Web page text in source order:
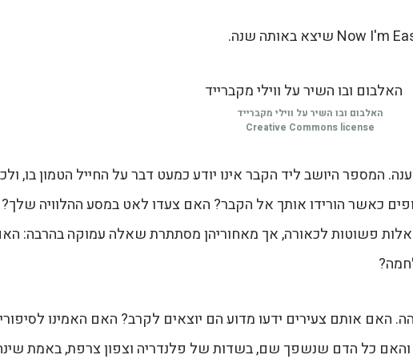
האלבום ובו השיר על ווילי מקברייד
Creative Commons license
המספר היושב ליד הקבר אינו יודע כמעט דבר על החייל הטמון בו,
כאשר הורידו אותך אל הקבר? האם צעדו לאט במסע ההלוויה שלך?
פשוטות לכאורה, אך מאחוריהן מסתתרת שאלה עמוקה בהרבה:
האם אותם צעירים ידעו מדוע הם יוצאים לקרב? האם האמינו
והאם כל הדם שנשפך שם, בשדות של פלנדריה וצפון צרפת, באמת